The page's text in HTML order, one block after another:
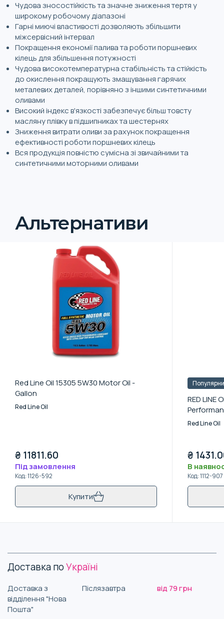
Чудова зносостійкість та значне зниження тертя у
широкому робочому діапазоні
Гарні миючі властивості дозволяють збільшити
міжсервісний інтервал
Покращення економії палива та роботи поршневих
кілець для збільшення потужності
Чудова високотемпературна стабільність та стійкість
до окислення покращують змащування гарячих
металевих деталей, порівняно з іншими синтетичними
оливами
Високий індекс в'язкості забезпечує більш товсту
масляну плівку в підшипниках та шестернях
Зниження витрати оливи за рахунок покращення
ефективності роботи поршневих кілець
Вся продукція повністю сумісна зі звичайними та
синтетичними моторними оливами
Альтернативи
Red Line Oil 15305 5W30 Motor Oil -
Gallon
Red Line Oil
₴ 11811.60
Під замовлення
Код:1126-592
Купити
RED LINE
Red Line Oil
₴
В
Код:1112-907
Доставка поУкраїні
Доставка з
відділення "Нова
Пошта"
Післязавтра від 79 грн